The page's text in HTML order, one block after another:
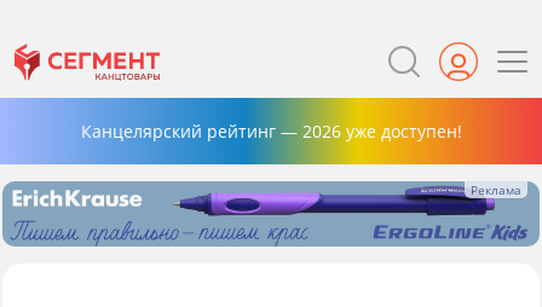
Канцелярский рейтинг — 2026 уже доступен!